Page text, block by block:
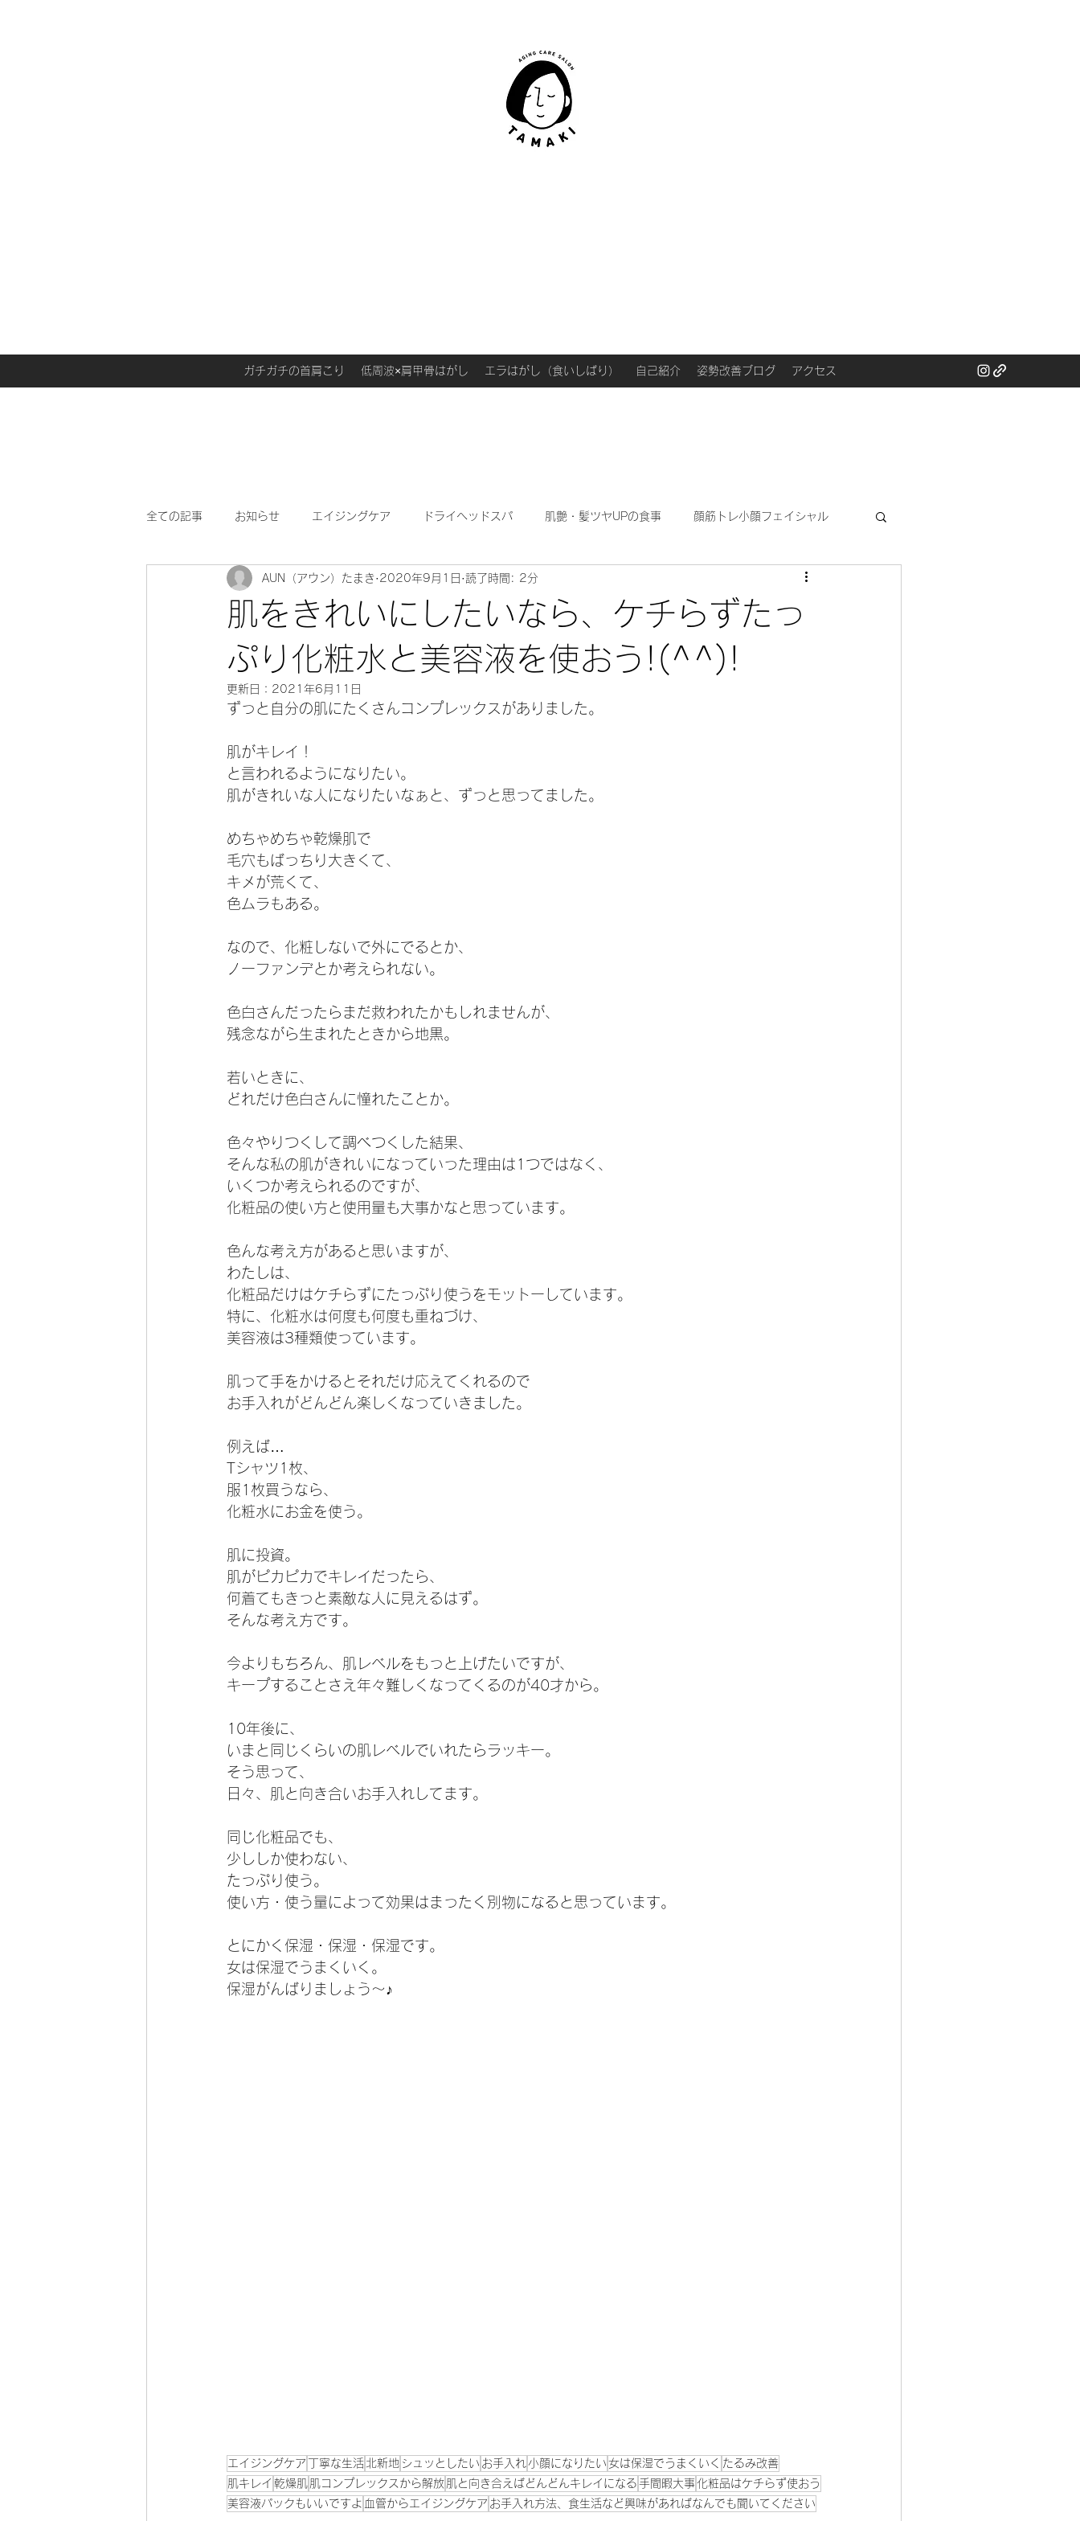
ガチガチの首肩こり 低周波×肩甲骨はがし エラはがし（食いしばり） 自己紹介 姿勢改善ブログ アクセス
全ての記事 お知らせ エイジングケア ドライヘッドスパ 肌艶・髪ツヤUPの食事 顔筋トレ小顔フェイシャル
最近、興味があること わたしが勉強になった本
肌をきれいにしたいなら、ケチらずたっ
ぷり化粧水と美容液を使おう!(^^)!
AUN（アウン）たまき 2020年9月1日 読了時間: 2分
更新日： 2021年6月11日
ずっと自分の肌にたくさんコンプレックスがありました。
肌がキレイ！
と言われるようになりたい。
肌がきれいな人になりたいなぁと、ずっと思ってました。
めちゃめちゃ乾燥肌で
毛穴もばっちり大きくて、
キメが荒くて、
色ムラもある。
なので、化粧しないで外にでるとか、
ノーファンデとか考えられない。
色白さんだったらまだ救われたかもしれませんが、
残念ながら生まれたときから地黒。
若いときに、
どれだけ色白さんに憧れたことか。
色々やりつくして調べつくした結果、
そんな私の肌がきれいになっていった理由は1つではなく、
いくつか考えられるのですが、
化粧品の使い方と使用量も大事かなと思っています。
色んな考え方があると思いますが、
わたしは、
化粧品だけはケチらずにたっぷり使うをモットーしています。
特に、化粧水は何度も何度も重ねづけ、
美容液は3種類使っています。
肌って手をかけるとそれだけ応えてくれるので
お手入れがどんどん楽しくなっていきました。
例えば…
Tシャツ1枚、
服1枚買うなら、
化粧水にお金を使う。
肌に投資。
肌がピカピカでキレイだったら、
何着てもきっと素敵な人に見えるはず。
そんな考え方です。
今よりもちろん、肌レベルをもっと上げたいですが、
キープすることさえ年々難しくなってくるのが40才から。
10年後に、
いまと同じくらいの肌レベルでいれたらラッキー。
そう思って、
日々、肌と向き合いお手入れしてます。
同じ化粧品でも、
少ししか使わない、
たっぷり使う。
使い方・使う量によって効果はまったく別物になると思っています。
とにかく保湿・保湿・保湿です。
女は保湿でうまくいく。
保湿がんばりましょう～♪
エイジングケア 丁寧な生活 北新地 シュッとしたい お手入れ小顔になりたい 女は保湿でうまくいく たるみ改善
肌キレイ 乾燥肌 肌コンプレックスから解放 肌と向き合えばどんどんキレイになる 手間暇大事化粧品はケチらず使おう
美容液パックもいいですよ 血管からエイジングケア お手入れ方法、食生活など興味があればなんでも聞いてください